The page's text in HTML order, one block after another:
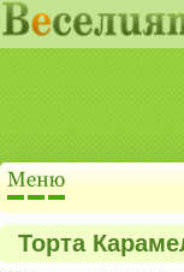
Торта